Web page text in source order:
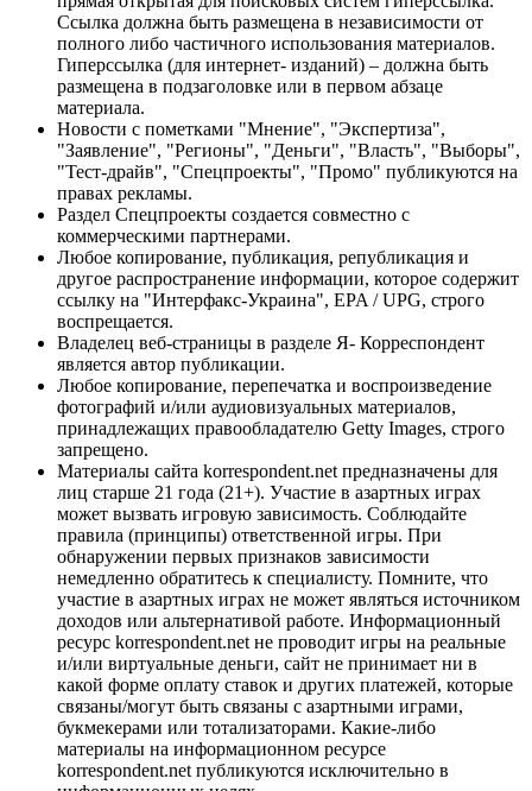
Ссылка должна быть размещена в независимости от
полного либо частичного использования материалов.
Гиперссылка (для интернет- изданий) – должна быть
размещена в подзаголовке или в первом абзаце
материала.
Новости с пометками "Мнение", "Экспертиза",
"Заявление", "Регионы", "Деньги", "Власть", "Выборы",
"Тест-драйв", "Спецпроекты", "Промо" публикуются на
правах рекламы.
Раздел Спецпроекты создается совместно с
коммерческими партнерами.
Любое копирование, публикация, републикация и
другое распространение информации, которое содержит
ссылку на "Интерфакс-Украина", EPA / UPG, строго
воспрещается.
Владелец веб-страницы в разделе Я- Корреспондент
является автор публикации.
Любое копирование, перепечатка и воспроизведение
фотографий и/или аудиовизуальных материалов,
принадлежащих правообладателю Getty Images, строго
запрещено.
Материалы сайта korrespondent.net предназначены для
лиц старше 21 года (21+). Участие в азартных играх
может вызвать игровую зависимость. Соблюдайте
правила (принципы) ответственной игры. При
обнаружении первых признаков зависимости
немедленно обратитесь к специалисту. Помните, что
участие в азартных играх не может являться источником
доходов или альтернативой работе. Информационный
ресурс korrespondent.net не проводит игры на реальные
и/или виртуальные деньги, сайт не принимает ни в
какой форме оплату ставок и других платежей, которые
связаны/могут быть связаны с азартными играми,
букмекерами или тотализаторами. Какие-либо
материалы на информационном ресурсе
korrespondent.net публикуются исключительно в